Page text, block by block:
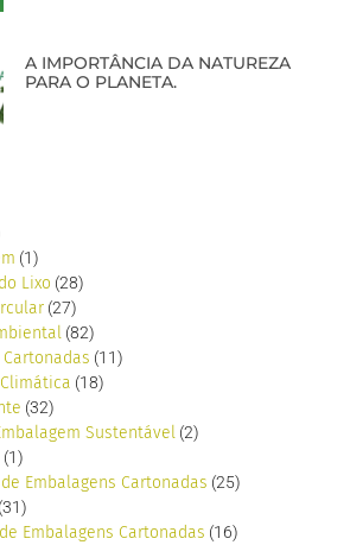
A IMPORTÂNCIA DA NATUREZA
PARA O PLANETA.
(1)
Lixo (28)
(27)
(82)
(11)
(18)
(32)
Sustentável (2)
(1)
Embalagens Cartonadas (25)
(31)
Embalagens Cartonadas (16)